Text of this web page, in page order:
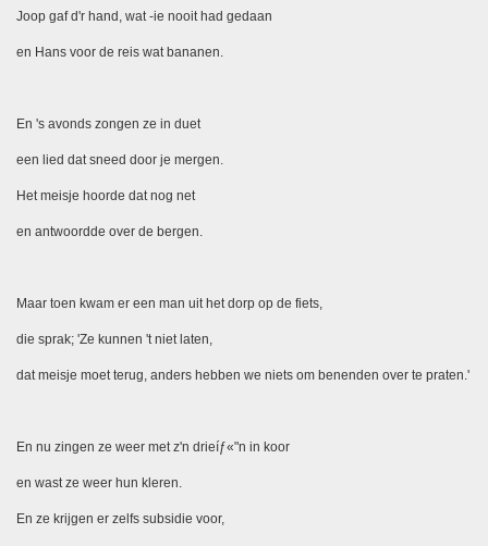
Joop gaf d'r hand, wat -ie nooit had gedaan
en Hans voor de reis wat bananen.
En 's avonds zongen ze in duet
een lied dat sneed door je mergen.
Het meisje hoorde dat nog net
en antwoordde over de bergen.
Maar toen kwam er een man uit het dorp op de fiets,
die sprak; 'Ze kunnen 't niet laten,
dat meisje moet terug, anders hebben we niets om benenden over te praten.'
En nu zingen ze weer met z'n drieíƒ«"n in koor
en wast ze weer hun kleren.
En ze krijgen er zelfs subsidie voor,